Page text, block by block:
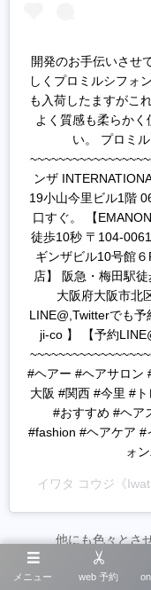
開発のお手伝いさせ
しくプロミルシフォ
も入荷したますがこ
よく質感も柔らかく
い。 プロミ
ンザ
19小山今里ビル1階
口すぐ。 【
徒歩10秒 〒104-
ギンザビル10号館
店】 阪急・梅田駅
大阪府大阪市北
LINE@,Twitterでも
ji-co 】 【予約
#ヘアー #ヘアサロン
大阪 #関西 #今里 #
#おすすめ #ヘア
#fashion #ヘアケア #
ォ
イワタ コウジ《
他にも色々とさ
梅田茶
メニュー web 予約